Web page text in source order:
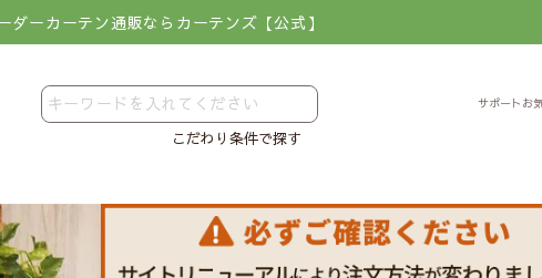
ダーカーテン通販ならカーテンズ【公式】
こだわり条件で探す